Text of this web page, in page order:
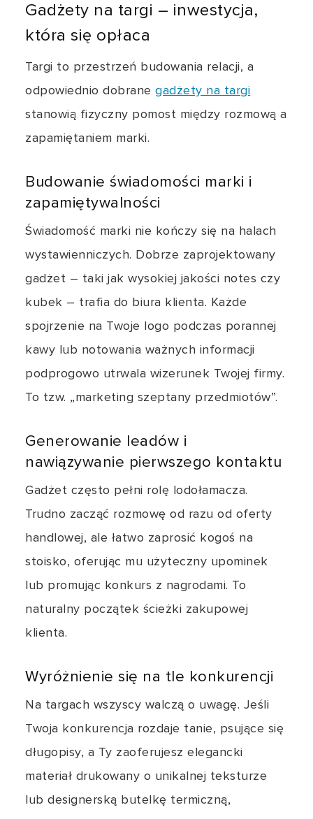
Gadżety na targi – inwestycja,
która się opłaca
Targi to przestrzeń budowania relacji, a
odpowiednio dobranegadżety na targi
stanowią fizyczny pomost między rozmową a
zapamiętaniem marki.
Budowanie świadomości marki i
zapamiętywalności
Świadomość marki nie kończy się na halach
wystawienniczych. Dobrze zaprojektowany
gadżet – taki jak wysokiej jakości notes czy
kubek – trafia do biura klienta. Każde
spojrzenie na Twoje logo podczas porannej
kawy lub notowania ważnych informacji
podprogowo utrwala wizerunek Twojej firmy.
To tzw. „marketing szeptany przedmiotów”.
Generowanie leadów i
nawiązywanie pierwszego kontaktu
Gadżet często pełni rolę lodołamacza.
Trudno zacząć rozmowę od razu od oferty
handlowej, ale łatwo zaprosić kogoś na
stoisko, oferując mu użyteczny upominek
lub promując konkurs z nagrodami. To
naturalny początek ścieżki zakupowej
klienta.
Wyróżnienie się na tle konkurencji
Na targach wszyscy walczą o uwagę. Jeśli
Twoja konkurencja rozdaje tanie, psujące się
długopisy, a Ty zaoferujesz elegancki
materiał drukowany o unikalnej teksturze
lub designerską butelkę termiczną,